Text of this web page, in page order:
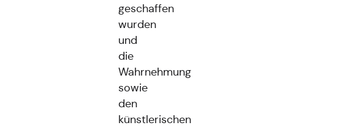
geschaffen
wurden
und
die
Wahrnehmung
sowie
den
künstlerischen